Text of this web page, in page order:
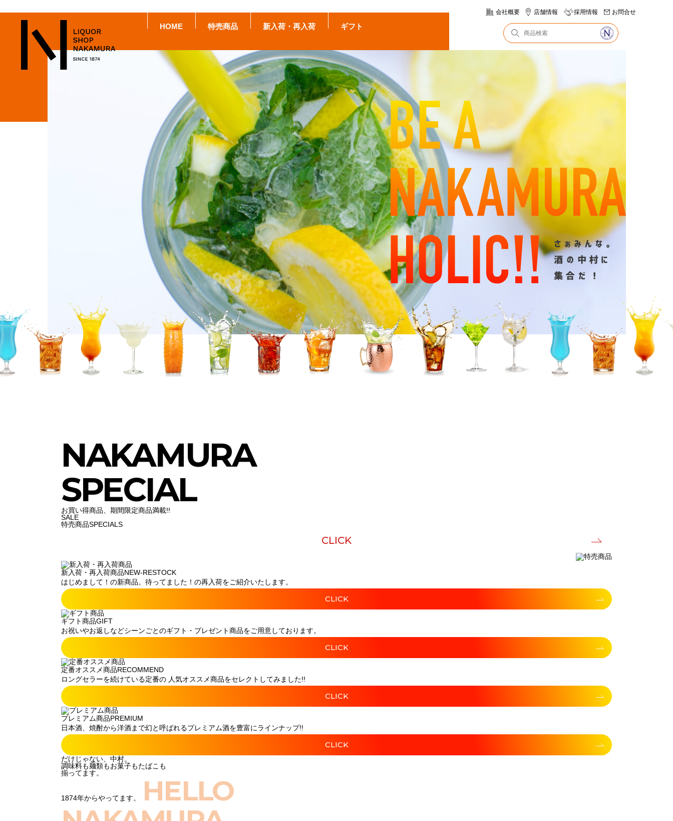
HOME 特売商品 新入荷・再入荷 ギフト
会社概要 店舗情報 採用情報 お問合せ
NAKAMURA
SPECIAL
お買い得商品、期間限定商品満載!!
SALE
特売商品SPECIALS
CLICK
新入荷・再入荷商品NEW-RESTOCK
はじめまして！の新商品。待ってました！の再入荷をご紹介いたします。
CLICK
ギフト商品GIFT
お祝いやお返しなどシーンごとのギフト・プレゼント商品をご用意しております。
CLICK
定番オススメ商品RECOMMEND
ロングセラーを続けている定番の 人気オススメ商品をセレクトしてみました!!
CLICK
プレミアム商品PREMIUM
日本酒、焼酎から洋酒まで幻と呼ばれるプレミアム酒を豊富にラインナップ!!
CLICK
だけじゃない、中村。
調味料も麺類もお菓子もたばこも
揃ってます。
1874年からやってます。
HELLO